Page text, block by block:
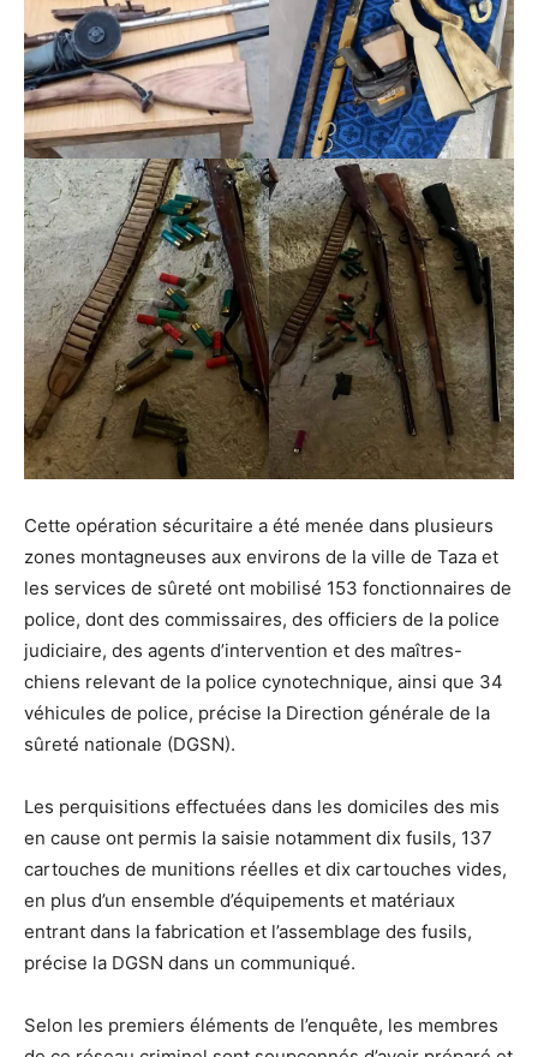
Cette opération sécuritaire a été menée dans plusieurs
zones montagneuses aux environs de la ville de Taza et
les services de sûreté ont mobilisé 153 fonctionnaires de
police, dont des commissaires, des officiers de la police
judiciaire, des agents d’intervention et des maîtres-
chiens relevant de la police cynotechnique, ainsi que 34
véhicules de police, précise la Direction générale de la
sûreté nationale (DGSN).
Les perquisitions effectuées dans les domiciles des mis
en cause ont permis la saisie notamment dix fusils, 137
cartouches de munitions réelles et dix cartouches vides,
en plus d’un ensemble d’équipements et matériaux
entrant dans la fabrication et l’assemblage des fusils,
précise la DGSN dans un communiqué.
Selon les premiers éléments de l’enquête, les membres